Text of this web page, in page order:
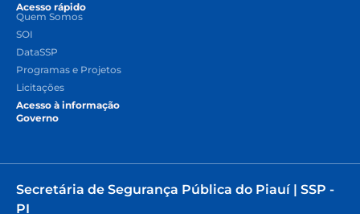
Acesso rápido
Quem Somos
SOI
DataSSP
Programas e Projetos
Licitações
Acesso à informação
Governo
Secretária de Segurança Pública do Piauí | SSP -
PI